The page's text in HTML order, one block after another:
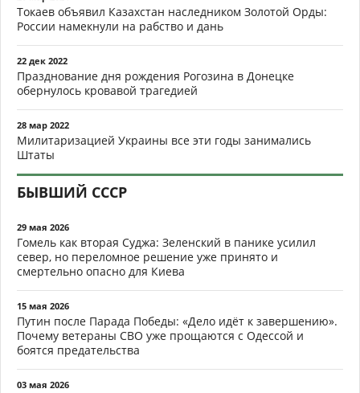
Токаев объявил Казахстан наследником Золотой Орды:
России намекнули на рабство и дань
22 дек 2022
Празднование дня рождения Рогозина в Донецке
обернулось кровавой трагедией
28 мар 2022
Милитаризацией Украины все эти годы занимались
Штаты
БЫВШИЙ СССР
29 мая 2026
Гомель как вторая Суджа: Зеленский в панике усилил
север, но переломное решение уже принято и
смертельно опасно для Киева
15 мая 2026
Путин после Парада Победы: «Дело идёт к завершению».
Почему ветераны СВО уже прощаются с Одессой и
боятся предательства
03 мая 2026